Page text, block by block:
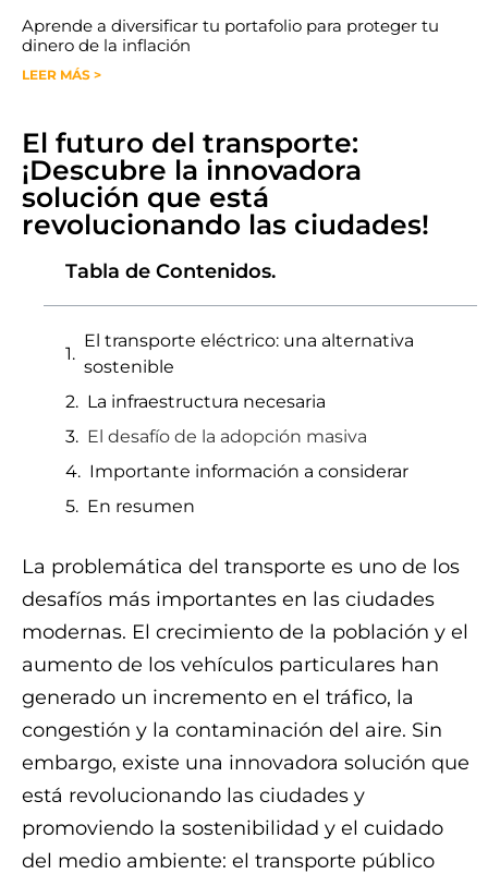
Aprende a diversificar tu portafolio para proteger tu
dinero de la inflación
LEER MÁS >
El futuro del transporte:
¡Descubre la innovadora
solución que está
revolucionando las ciudades!
Tabla de Contenidos.
El transporte eléctrico: una alternativa
sostenible
La infraestructura necesaria
El desafío de la adopción masiva
Importante información a considerar
En resumen
La problemática del transporte es uno de los
desafíos más importantes en las ciudades
modernas. El crecimiento de la población y el
aumento de los vehículos particulares han
generado un incremento en el tráfico, la
congestión y la contaminación del aire. Sin
embargo, existe una innovadora solución que
está revolucionando las ciudades y
promoviendo la sostenibilidad y el cuidado
del medio ambiente: el transporte público